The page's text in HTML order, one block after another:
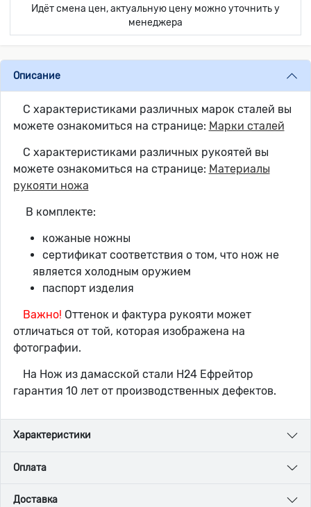
Идёт смена цен, актуальную цену можно уточнить у
менеджера
Описание
С характеристиками различных марок сталей вы
можете ознакомиться на странице: Марки сталей
С характеристиками различных рукоятей вы
можете ознакомиться на странице: Материалы
рукояти ножа
В комплекте:
кожаные ножны
сертификат соответствия о том, что нож не
является холодным оружием
паспорт изделия
Важно! Оттенок и фактура рукояти может
отличаться от той, которая изображена на
фотографии.
На Нож из дамасской стали Н24 Ефрейтор
гарантия 10 лет от производственных дефектов.
Характеристики
Оплата
Доставка